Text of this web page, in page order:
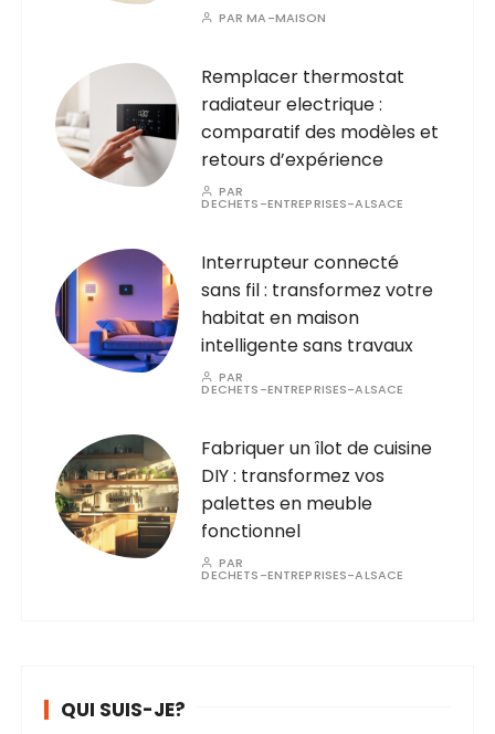
PARMA-MAISON
Remplacer thermostat
radiateur electrique :
comparatif des modèles et
retours d’expérience
PAR
DECHETS-ENTREPRISES-ALSACE
Interrupteur connecté
sans fil : transformez votre
habitat en maison
intelligente sans travaux
PAR
DECHETS-ENTREPRISES-ALSACE
Fabriquer un îlot de cuisine
DIY : transformez vos
palettes en meuble
fonctionnel
PAR
DECHETS-ENTREPRISES-ALSACE
QUI SUIS-JE?